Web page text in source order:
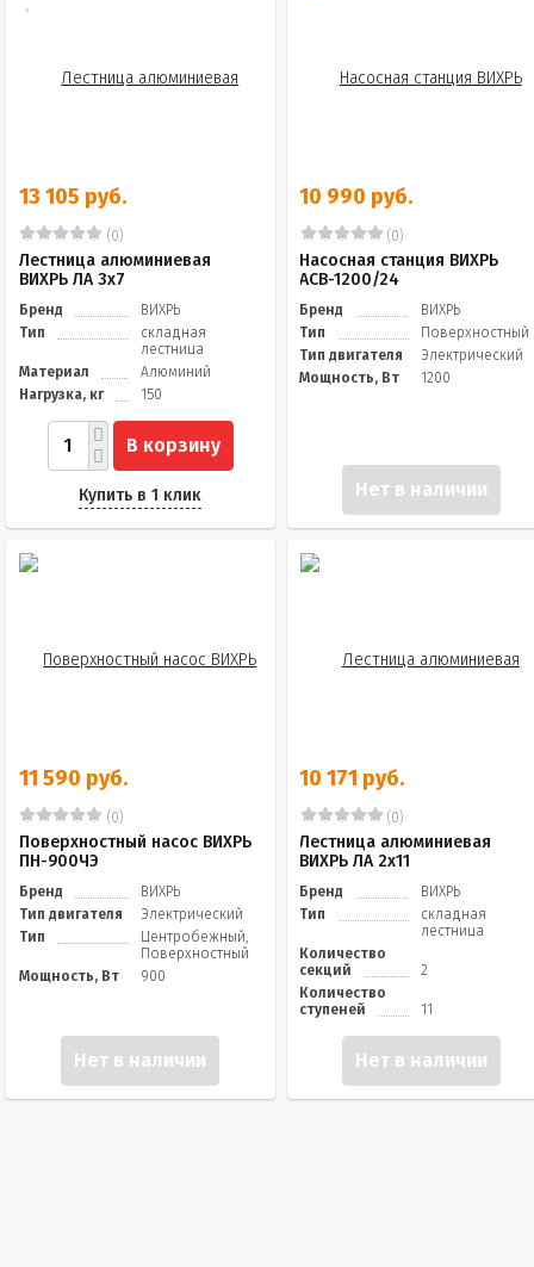
13 105 руб.
(0)
Лестница алюминиевая
ВИХРЬ ЛА 3х7
Бренд
ВИХРЬ
Тип
складная
лестница
Материал
Алюминий
Нагрузка, кг
150
В корзину
Купить в 1 клик
10 990 руб.
(0)
Насосная станция ВИХРЬ
АСВ-1200/24
Бренд
ВИХРЬ
Тип
Поверхностный
Тип двигателя
Электрический
Мощность, Вт
1200
Нет в наличии
11 590 руб.
(0)
Поверхностный насос ВИХРЬ
ПН-900ЧЭ
Бренд
ВИХРЬ
Тип двигателя
Электрический
Тип
Центробежный,
Поверхностный
Мощность, Вт
900
Нет в наличии
10 171 руб.
(0)
Лестница алюминиевая
ВИХРЬ ЛА 2х11
Бренд
ВИХРЬ
Тип
складная
лестница
Количество
секций
2
Количество
ступеней
11
Нет в наличии